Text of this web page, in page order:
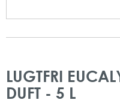
LUGTFRI
DUFT - 5 L
slutningen
af
starten
af